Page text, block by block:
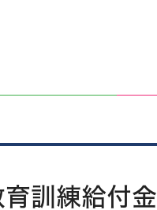
訓練給付金